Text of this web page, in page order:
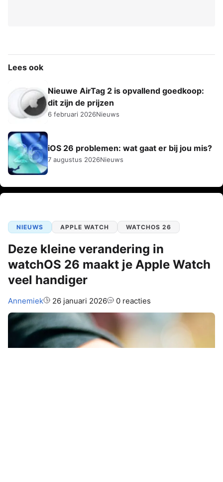
Lees ook
Nieuwe AirTag 2 is opvallend goedkoop:
dit zijn de prijzen
6 februari 2026Nieuws
iOS 26 problemen: wat gaat er bij jou mis?
7 augustus 2026Nieuws
NIEUWS APPLE WATCH WATCHOS 26
Deze kleine verandering in
watchOS 26 maakt je Apple Watch
veel handiger
Auteur:
Annemiek 26 januari 2026 0 reacties